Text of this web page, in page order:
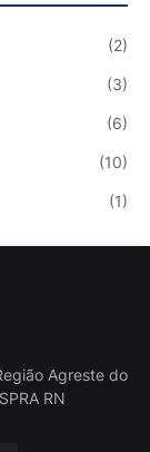
(2)
(3)
(6)
(10)
(1)
Agreste do
RN